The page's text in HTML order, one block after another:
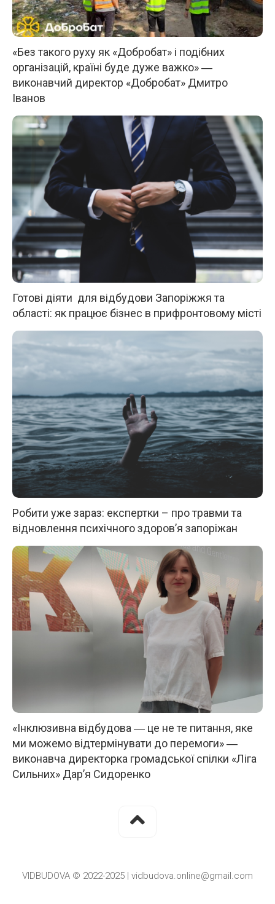
«Без такого руху як «Добробат» і подібних
організацій, країні буде дуже важко» ―
виконавчий директор «Добробат» Дмитро
Іванов
Готові діяти для відбудови Запоріжжя та
області: як працює бізнес в прифронтовому місті
Робити уже зараз: експертки – про травми та
відновлення психічного здоров’я запоріжан
«Інклюзивна відбудова ― це не те питання, яке
ми можемо відтермінувати до перемоги» ―
виконавча директорка громадської спілки «Ліга
Сильних» Дар’я Сидоренко
VIDBUDOVA © 2022-2025 | vidbudova.online@gmail.com